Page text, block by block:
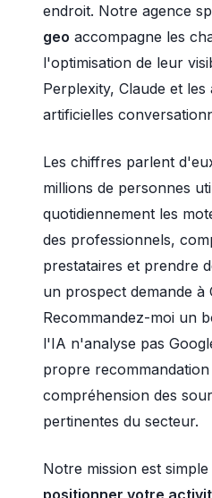
endroit. Notre agence
geo accompagne les
l'optimisation de leur
Perplexity, Claude et
artificielles
Les chiffres parlent
millions de personnes
quotidiennement les
des professionnels,
prestataires et prendre
un prospect demande à
Recommandez-moi un
l'IA n'analyse pas
propre
compréhension des
pertinentes du secteur.
Notre mission est simple
positionner votre